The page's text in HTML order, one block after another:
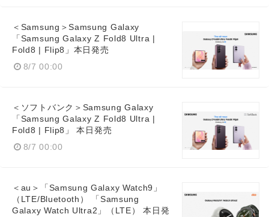
＜Samsung＞Samsung Galaxy
「Samsung Galaxy Z Fold8 Ultra |
Fold8 | Flip8」本日発売
8/7 00:00
＜ソフトバンク＞Samsung Galaxy
「Samsung Galaxy Z Fold8 Ultra |
Fold8 | Flip8」 本日発売
8/7 00:00
＜au＞「Samsung Galaxy Watch9」
（LTE/Bluetooth） 「Samsung
Galaxy Watch Ultra2」（LTE） 本日発